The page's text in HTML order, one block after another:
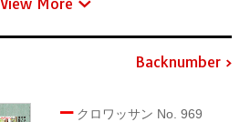
Backnumber
クロワッサン No. 969